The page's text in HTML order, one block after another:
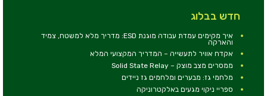
חדש בבלוג
איך מקימים עמדת עבודה מוגנת ESD: מדריך מלא למשטח, צמיד
והארקה
אקדח אוויר לתעשייה – המדריך המקצועי המלא
ממסרים מצב מוצק – Solid State Relay
מלחמי גז: מבערים ומלחמים גז ניידים
ספריי ניקוי מגעים באלקטרוניקה